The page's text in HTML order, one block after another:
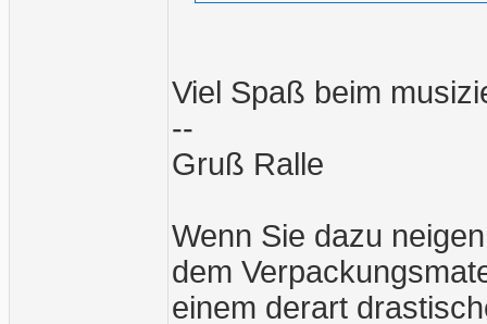
Viel Spaß beim
--
Gruß Ralle
Wenn Sie dazu
dem
einem derart